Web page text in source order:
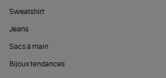
Sweatshirt
Jeans
Sacs à main
Bijoux tendances